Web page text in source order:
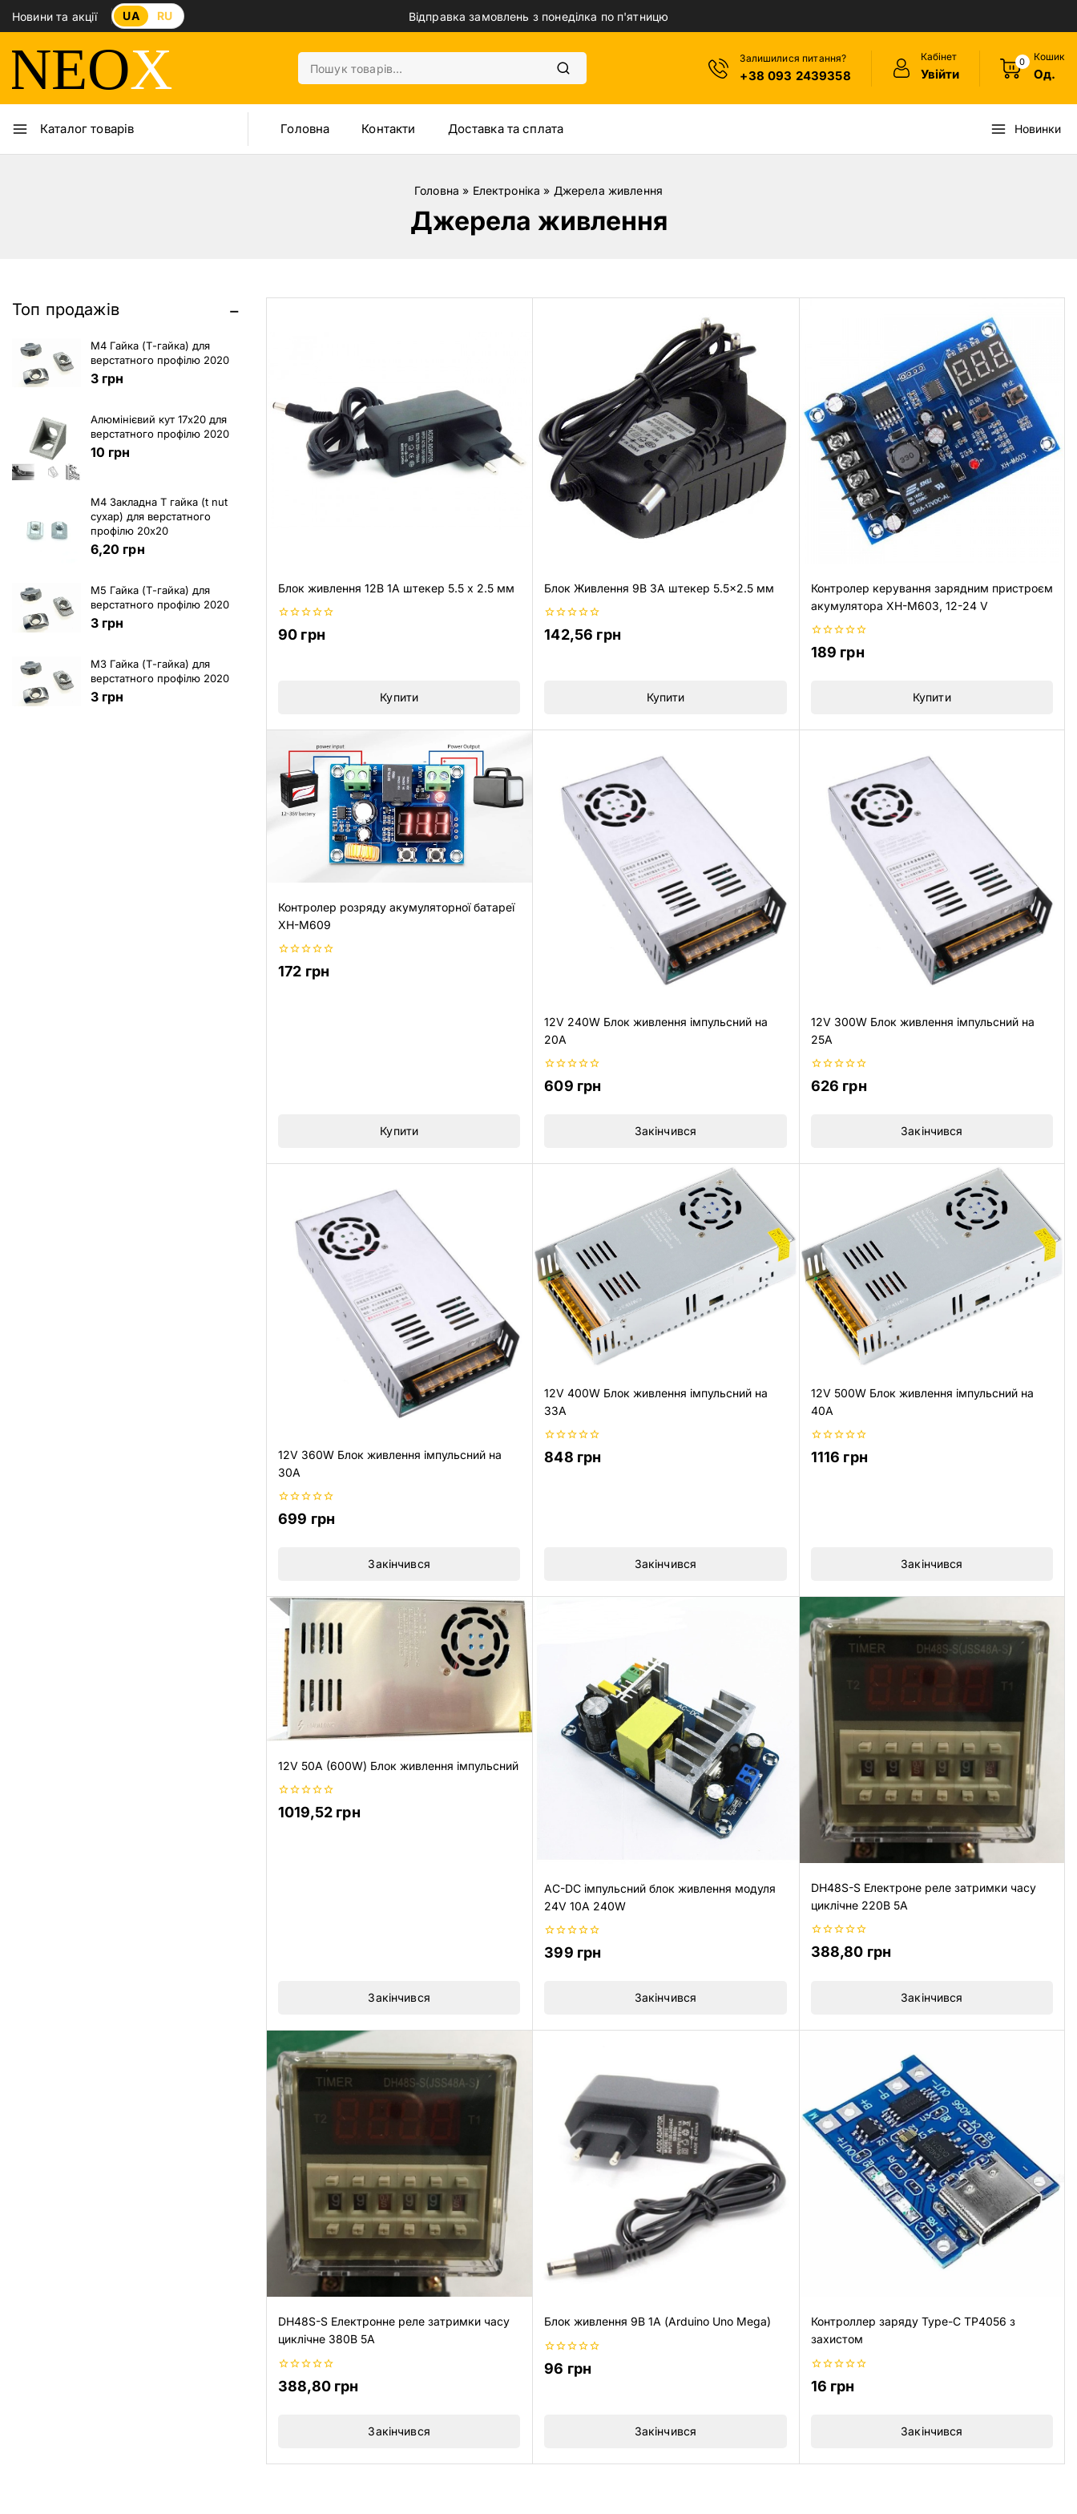
Новини та акції UA RU Відправка замовлень з понеділка по п'ятницю
Залишилися питання?
+38 093 2439358
Кабінет
Увійти
0 Кошик
Од.
Каталог товарів Головна Контакти Доставка та сплата Новинки
Головна » Електроніка » Джерела живлення
Джерела живлення
Блок живлення 12В 1А штекер 5.5 х 2.5 мм
0
з
90 грн
Купити
Блок Живлення 9В 3А штекер 5.5×2.5 мм
0
з
142,56 грн
Купити
Контролер керування зарядним пристроєм
акумулятора XH-M603, 12-24 V
0
з
189 грн
Купити
Контролер розряду акумуляторної батареї
XH-M609
0
з
172 грн
Купити
12V 240W Блок живлення імпульсний на
20А
0
з
609 грн
Закінчився
12V 300W Блок живлення імпульсний на
25А
0
з
626 грн
Закінчився
12V 360W Блок живлення імпульсний на
30А
0
з
699 грн
Закінчився
12V 400W Блок живлення імпульсний на
33А
0
з
848 грн
Закінчився
12V 500W Блок живлення імпульсний на
40А
0
з
1116 грн
Закінчився
12V 50А (600W) Блок живлення імпульсний
0
з
1019,52 грн
Закінчився
AC-DC імпульсний блок живлення модуля
24V 10A 240W
0
з
399 грн
Закінчився
DH48S-S Електроне реле затримки часу
циклічне 220В 5A
0
з
388,80 грн
Закінчився
DH48S-S Електронне реле затримки часу
циклічне 380В 5A
0
з
388,80 грн
Закінчився
Блок живлення 9В 1А (Arduino Uno Mega)
0
з
96 грн
Закінчився
Контроллер заряду Type-C TP4056 з
захистом
0
з
16 грн
Закінчився
Топ продажів
M4 Гайка (Т-гайка) для
верстатного профілю 2020
3 грн
Алюмінієвий кут 17х20 для
верстатного профілю 2020
10 грн
M4 Закладна Т гайка (t nut
сухар) для верстатного
профілю 20х20
6,20 грн
M5 Гайка (Т-гайка) для
верстатного профілю 2020
3 грн
M3 Гайка (Т-гайка) для
верстатного профілю 2020
3 грн